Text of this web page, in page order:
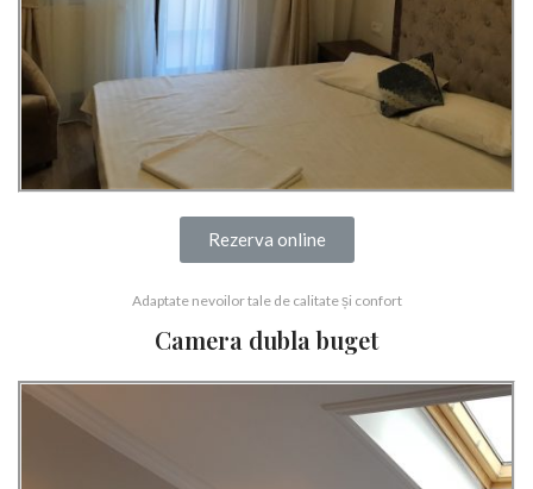
Rezerva online
Adaptate nevoilor tale de calitate și confort
Camera dubla buget